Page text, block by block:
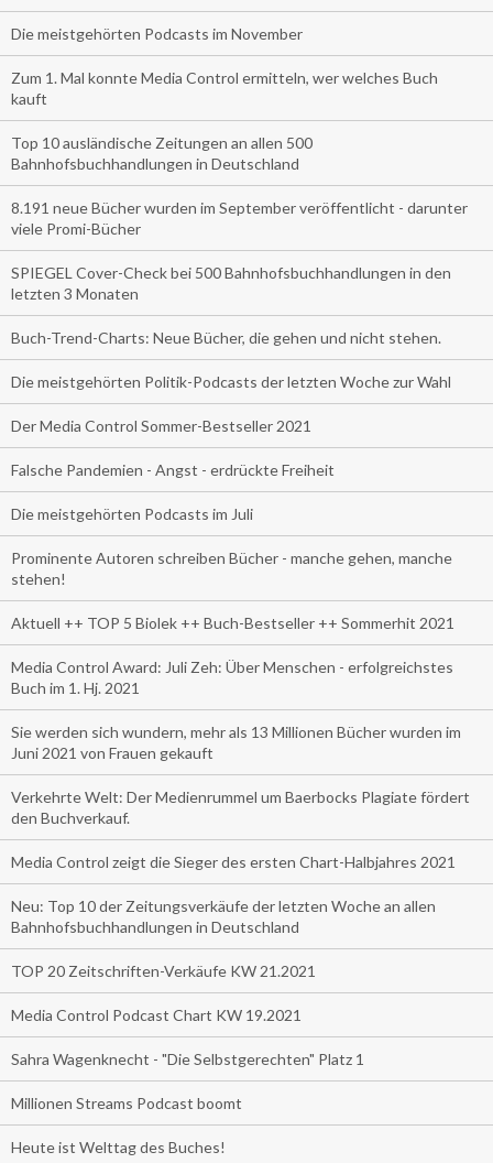
Die meistgehörten Podcasts im November
Zum 1. Mal konnte Media Control ermitteln, wer welches Buch
kauft
Top 10 ausländische Zeitungen an allen 500
Bahnhofsbuchhandlungen in Deutschland
8.191 neue Bücher wurden im September veröffentlicht - darunter
viele Promi-Bücher
SPIEGEL Cover-Check bei 500 Bahnhofsbuchhandlungen in den
letzten 3 Monaten
Buch-Trend-Charts: Neue Bücher, die gehen und nicht stehen.
Die meistgehörten Politik-Podcasts der letzten Woche zur Wahl
Der Media Control Sommer-Bestseller 2021
Falsche Pandemien - Angst - erdrückte Freiheit
Die meistgehörten Podcasts im Juli
Prominente Autoren schreiben Bücher - manche gehen, manche
stehen!
Aktuell ++ TOP 5 Biolek ++ Buch-Bestseller ++ Sommerhit 2021
Media Control Award: Juli Zeh: Über Menschen - erfolgreichstes
Buch im 1. Hj. 2021
Sie werden sich wundern, mehr als 13 Millionen Bücher wurden im
Juni 2021 von Frauen gekauft
Verkehrte Welt: Der Medienrummel um Baerbocks Plagiate fördert
den Buchverkauf.
Media Control zeigt die Sieger des ersten Chart-Halbjahres 2021
Neu: Top 10 der Zeitungsverkäufe der letzten Woche an allen
Bahnhofsbuchhandlungen in Deutschland
TOP 20 Zeitschriften-Verkäufe KW 21.2021
Media Control Podcast Chart KW 19.2021
Sahra Wagenknecht - "Die Selbstgerechten" Platz 1
Millionen Streams Podcast boomt
Heute ist Welttag des Buches!